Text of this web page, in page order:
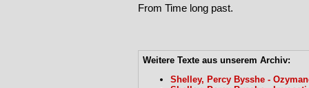
From Time long past.
Weitere Texte aus unserem Archiv:
Shelley, Percy Bysshe -